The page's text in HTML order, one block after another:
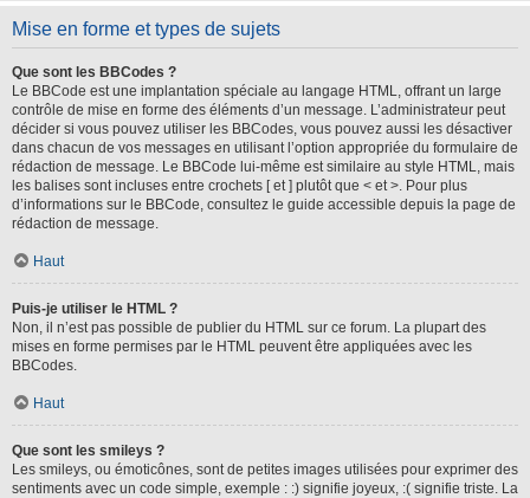
Mise en forme et types de sujets
Que sont les BBCodes ?
Le BBCode est une implantation spéciale au langage HTML, offrant un large
contrôle de mise en forme des éléments d’un message. L’administrateur peut
décider si vous pouvez utiliser les BBCodes, vous pouvez aussi les désactiver
dans chacun de vos messages en utilisant l’option appropriée du formulaire de
rédaction de message. Le BBCode lui-même est similaire au style HTML, mais
les balises sont incluses entre crochets [ et ] plutôt que < et >. Pour plus
d’informations sur le BBCode, consultez le guide accessible depuis la page de
rédaction de message.
Haut
Puis-je utiliser le HTML ?
Non, il n’est pas possible de publier du HTML sur ce forum. La plupart des
mises en forme permises par le HTML peuvent être appliquées avec les
BBCodes.
Haut
Que sont les smileys ?
Les smileys, ou émoticônes, sont de petites images utilisées pour exprimer des
sentiments avec un code simple, exemple : :) signifie joyeux, :( signifie triste. La